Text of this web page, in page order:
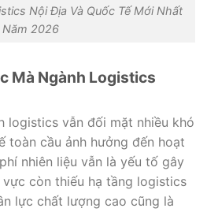
Nội Địa Và Quốc Tế Mới Nhất
Năm 2026
Mà Ngành Logistics
logistics vẫn đối mặt nhiều khó
toàn cầu ảnh hưởng đến hoạt
nhiên liệu vẫn là yếu tố gây
còn thiếu hạ tầng logistics
lực chất lượng cao cũng là